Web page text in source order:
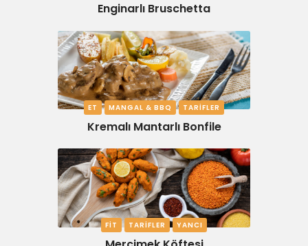
Enginarlı Bruschetta
ET MANGAL & BBQ TARIFLER
Kremalı Mantarlı Bonfile
FIT TARIFLER YANCI